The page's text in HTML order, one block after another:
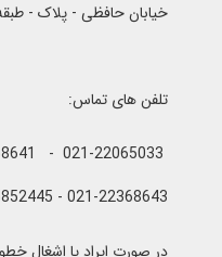
خیابان حافظی - پلاک -
تلفن های تماس:
021-22368643 - 0912-5852445